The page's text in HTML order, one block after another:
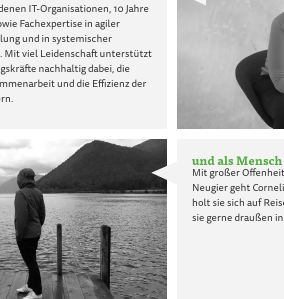
IT-Organisationen, 10 Jahre
Fachexpertise in agiler
und in systemischer
Mit viel Leidenschaft unterstützt
nachhaltig dabei, die
und die Effizienz der
und als Mensch
Mit großer
Neugier geht
holt sie sich auf
sie gerne draußen